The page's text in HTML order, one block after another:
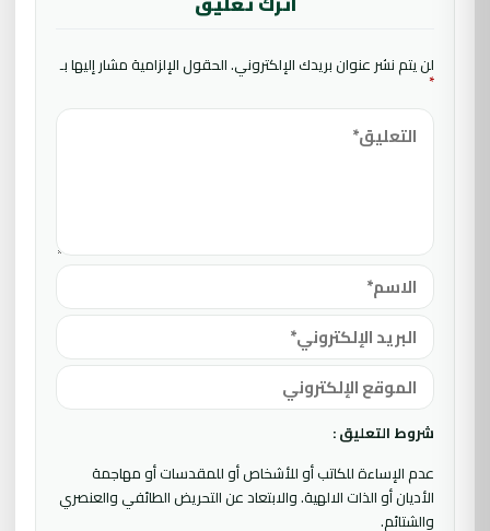
لن يتم نشر عنوان بريدك الإلكتروني.الحقول الإلزامية مشار إليها بـ
*
شروط التعليق :
عدم الإساءة للكاتب أو للأشخاص أو للمقدسات أو مهاجمة
الأديان أو الذات الالهية. والابتعاد عن التحريض الطائفي والعنصري
والشتائم.